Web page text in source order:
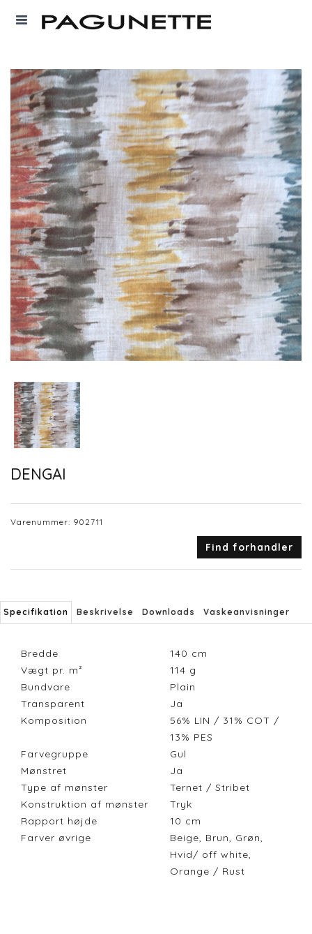
DENGAI
Varenummer: 902711
Find forhandler
Specifikation Beskrivelse Downloads Vaskeanvisninger
Bredde 140 cm
Vægt pr. m²
114 g
Bundvare
Plain
Transparent
Ja
Komposition
56% LIN / 31% COT /
13% PES
Farvegruppe
Gul
Mønstret
Ja
Type af mønster
Ternet / Stribet
Konstruktion af mønster
Tryk
Rapport højde
10 cm
Farver øvrige
Beige, Brun, Grøn,
Hvid/ off white,
Orange / Rust